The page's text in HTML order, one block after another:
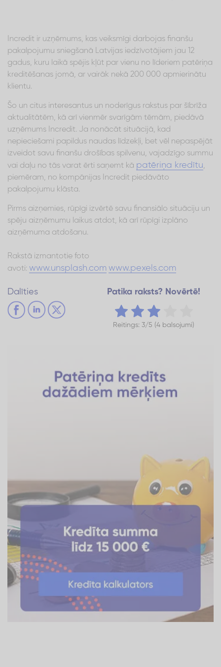
Incredit ir uzņēmums, kas veiksmīgi darbojas finanšu
pakalpojumu sniegšanā Latvijas iedzīvotājiem jau 12
gadus, kuru laikā spējis kļūt par vienu no līderiem patēriņa
kreditēšanas jomā, ar vairāk nekā 200 000 apmierinātu
klientu.
Šo un citus interesantus un noderīgus rakstus par šībrīža
aktualitātēm, kā arī vienmēr svarīgām tēmām, piedāvā
uzņēmums Incredit. Ja nonācāt situācijā, kad
nepieciešami papildus naudas līdzekļi, bet vēl nepaspējāt
izveidot savu finanšu drošības spilvenu, vajadzīgo summu
vai daļu no tās varat ērti saņemt kā patēriņa kredītu,
piemēram, no kompānijas Incredit piedāvāto
pakalpojumu klāsta.
Pirms aizņemies, rūpīgi izvērtē savu finansiālo situāciju un
spēju aizņēmumu laikus atdot, kā arī rūpīgi izplāno
aizņēmuma atdošanu.
Rakstā izmantotie foto
avoti: www.unsplash.com www.pexels.com
Dalīties Patika raksts? Novērtē!
Reitings: 3/5 (4 balsojumi)